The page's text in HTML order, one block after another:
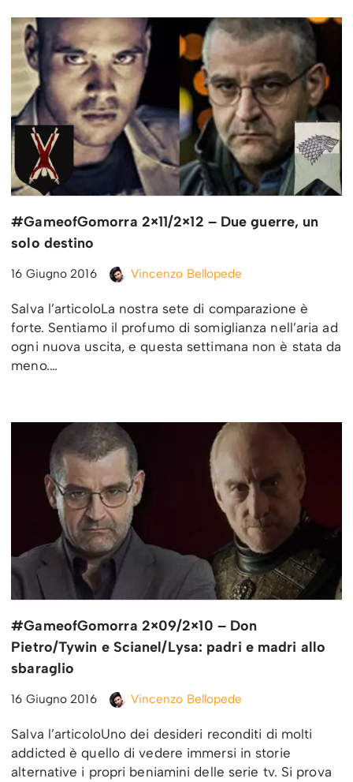
#GameofGomorra 2×11/2×12 – Due guerre, un
solo destino
16 Giugno 2016 Vincenzo Bellopede
Salva l’articoloLa nostra sete di comparazione è
forte. Sentiamo il profumo di somiglianza nell’aria ad
ogni nuova uscita, e questa settimana non è stata da
meno.…
#GameofGomorra 2×09/2×10 – Don
Pietro/Tywin e Scianel/Lysa: padri e madri allo
sbaraglio
16 Giugno 2016 Vincenzo Bellopede
Salva l’articoloUno dei desideri reconditi di molti
addicted è quello di vedere immersi in storie
alternative i propri beniamini delle serie tv. Si prova